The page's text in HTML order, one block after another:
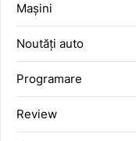
Mașini
Noutăți auto
Programare
Review